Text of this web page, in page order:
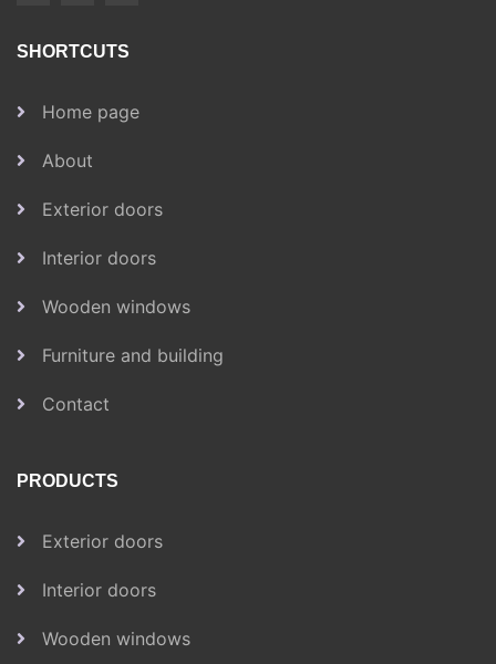
SHORTCUTS
Home page
About
Exterior doors
Interior doors
Wooden windows
Furniture and building
Contact
PRODUCTS
Exterior doors
Interior doors
Wooden windows